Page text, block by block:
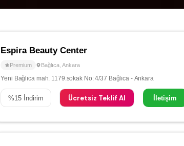
Espira Beauty Center
Premium Bağlıca,Ankara
Yeni Bağlıca mah. 1179.sokak No: 4/37 Bağlıca - Ankara
%15 İndirim Ücretsiz Teklif Al İletişim